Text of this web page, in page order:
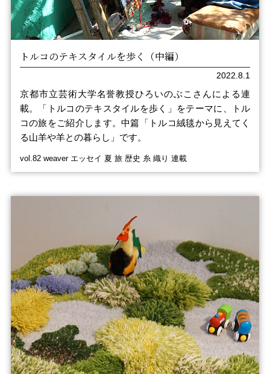
トルコのテキスタイルを歩く（中編）
2022.8.1
京都市立芸術大学名誉教授ひろいのぶこさんによる連
載。「トルコのテキスタイルを歩く」をテーマに、トル
コの旅をご紹介します。中篇「トルコ絨毯から見えてく
る山羊や羊との暮らし」です。
vol.82 weaver エッセイ 夏 旅 歴史 糸 織り 連載